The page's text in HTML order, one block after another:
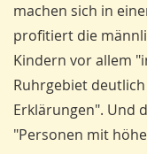
machen sich in
profitiert die
Kindern vor allem
Ruhrgebiet
Erklärungen". Und
"Personen mit